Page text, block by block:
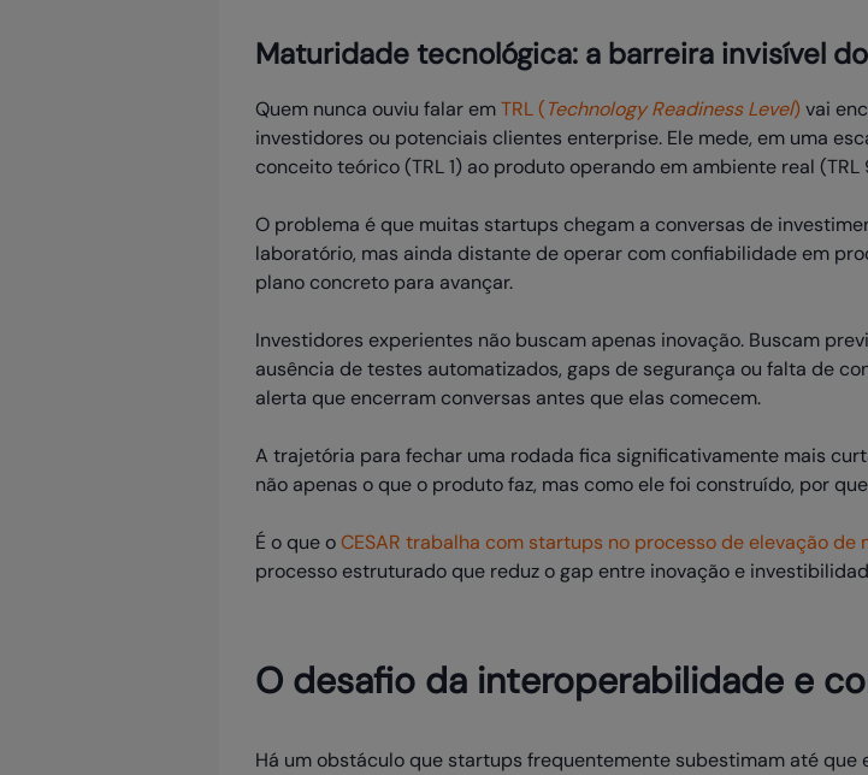
Maturidade tecnológica: a barreira invisível
Quem nunca ouviu falar emTRL (Technology Readiness Level) vai
investidores ou potenciais clientes enterprise. Ele mede, em uma
conceito teórico (TRL 1) ao produto operando em ambiente real (TRL
O problema é que muitas startups chegam a conversas de
laboratório, mas ainda distante de operar com confiabilidade em
plano concreto para avançar.
Investidores experientes não buscam apenas inovação. Buscam
ausência de testes automatizados, gaps de segurança ou falta de
alerta que encerram conversas antes que elas comecem.
A trajetória para fechar uma rodada fica significativamente mais
não apenas o que o produto faz, mas como ele foi construído, por
É o que oCESAR trabalha com startups no processo de elevação
processo estruturado que reduz o gap entre inovação e
O desafio da interoperabilidade e
Há um obstáculo que startups frequentemente subestimam até